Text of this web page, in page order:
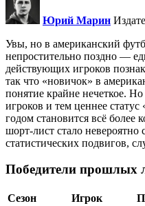
Юрий Марин
Увы, но в американский
непростительно поздно —
действующих игроков
так что «новичок» в
понятие крайне нечеткое.
игроков и тем ценнее
годом становится всё
шорт-лист стало
статистических подвигов,
Победители прошлых
Сезон Игрок